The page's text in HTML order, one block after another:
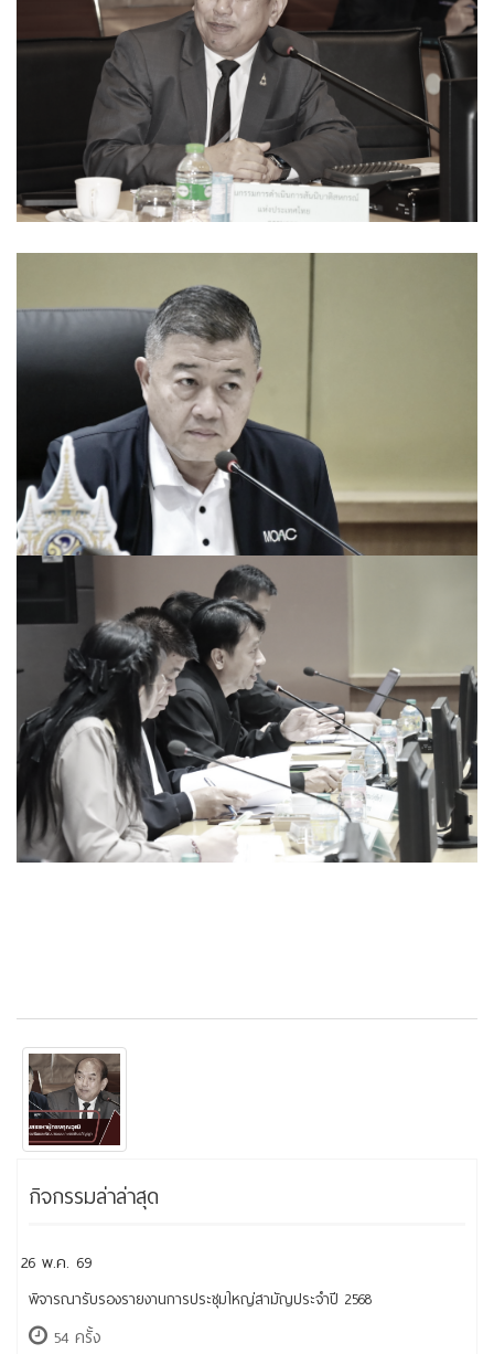
กิจกรรมล่าล่าสุด
26 พ.ค. 69
พิจารณารับรองรายงานการประชุมใหญ่สามัญประจำปี 2568
54 ครั้ง